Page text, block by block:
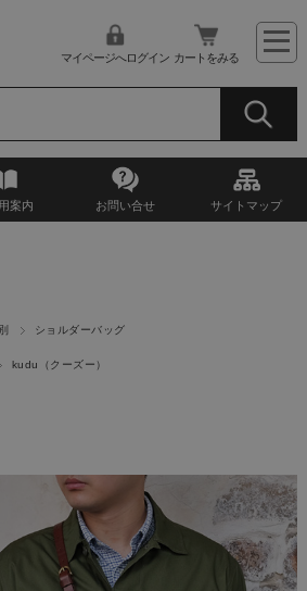
マイページへログイン カートをみる
案内 お問い合せ サイトマップ
ショルダーバッグ
kudu（クーズー）